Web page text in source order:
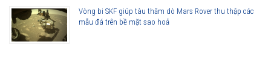
Vòng bi SKF giúp tàu thăm dò Mars Rover thu thập các
mẫu đá trên bề mặt sao hoả